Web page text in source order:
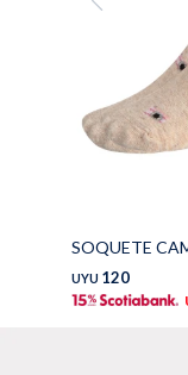
SOQUETE
UYU 120